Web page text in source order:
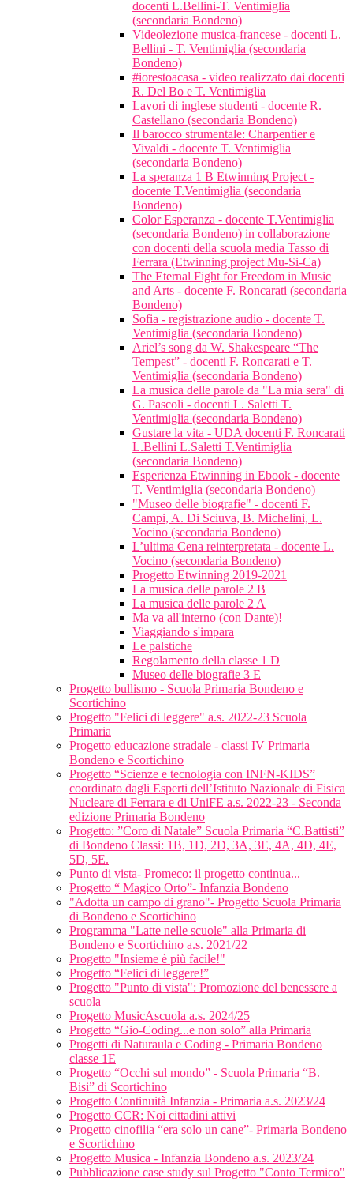
docenti L.Bellini-T. Ventimiglia
(secondaria Bondeno)
Videolezione musica-francese - docenti L.
Bellini - T. Ventimiglia (secondaria
Bondeno)
#iorestoacasa - video realizzato dai docenti
R. Del Bo e T. Ventimiglia
Lavori di inglese studenti - docente R.
Castellano (secondaria Bondeno)
Il barocco strumentale: Charpentier e
Vivaldi - docente T. Ventimiglia
(secondaria Bondeno)
La speranza 1 B Etwinning Project -
docente T.Ventimiglia (secondaria
Bondeno)
Color Esperanza - docente T.Ventimiglia
(secondaria Bondeno) in collaborazione
con docenti della scuola media Tasso di
Ferrara (Etwinning project Mu-Si-Ca)
The Eternal Fight for Freedom in Music
and Arts - docente F. Roncarati (secondaria
Bondeno)
Sofia - registrazione audio - docente T.
Ventimiglia (secondaria Bondeno)
Ariel’s song da W. Shakespeare “The
Tempest” - docenti F. Roncarati e T.
Ventimiglia (secondaria Bondeno)
La musica delle parole da "La mia sera" di
G. Pascoli - docenti L. Saletti T.
Ventimiglia (secondaria Bondeno)
Gustare la vita - UDA docenti F. Roncarati
L.Bellini L.Saletti T.Ventimiglia
(secondaria Bondeno)
Esperienza Etwinning in Ebook - docente
T. Ventimiglia (secondaria Bondeno)
"Museo delle biografie" - docenti F.
Campi, A. Di Sciuva, B. Michelini, L.
Vocino (secondaria Bondeno)
L’ultima Cena reinterpretata - docente L.
Vocino (secondaria Bondeno)
Progetto Etwinning 2019-2021
La musica delle parole 2 B
La musica delle parole 2 A
Ma va all'interno (con Dante)!
Viaggiando s'impara
Le palstiche
Regolamento della classe 1 D
Museo delle biografie 3 E
Progetto bullismo - Scuola Primaria Bondeno e
Scortichino
Progetto "Felici di leggere" a.s. 2022-23 Scuola
Primaria
Progetto educazione stradale - classi IV Primaria
Bondeno e Scortichino
Progetto “Scienze e tecnologia con INFN-KIDS”
coordinato dagli Esperti dell’Istituto Nazionale di Fisica
Nucleare di Ferrara e di UniFE a.s. 2022-23 - Seconda
edizione Primaria Bondeno
Progetto: ”Coro di Natale” Scuola Primaria “C.Battisti”
di Bondeno Classi: 1B, 1D, 2D, 3A, 3E, 4A, 4D, 4E,
5D, 5E.
Punto di vista- Promeco: il progetto continua...
Progetto “ Magico Orto”- Infanzia Bondeno
"Adotta un campo di grano"- Progetto Scuola Primaria
di Bondeno e Scortichino
Programma "Latte nelle scuole" alla Primaria di
Bondeno e Scortichino a.s. 2021/22
Progetto "Insieme è più facile!"
Progetto “Felici di leggere!”
Progetto "Punto di vista": Promozione del benessere a
scuola
Progetto MusicAscuola a.s. 2024/25
Progetto “Gio-Coding...e non solo” alla Primaria
Progetti di Naturaula e Coding - Primaria Bondeno
classe 1E
Progetto “Occhi sul mondo” - Scuola Primaria “B.
Bisi” di Scortichino
Progetto Continuità Infanzia - Primaria a.s. 2023/24
Progetto CCR: Noi cittadini attivi
Progetto cinofilia “era solo un cane”- Primaria Bondeno
e Scortichino
Progetto Musica - Infanzia Bondeno a.s. 2023/24
Pubblicazione case study sul Progetto "Conto Termico"